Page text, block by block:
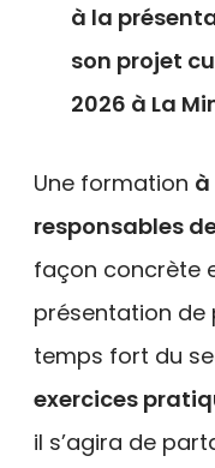
à la
son projet
2026 à La
Une formation
responsables
façon concrète
présentation de
temps fort du
exercices
il s’agira de